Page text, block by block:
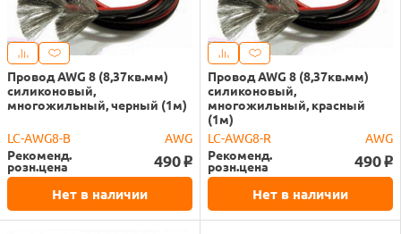
Провод AWG 8 (8,37кв.мм)
силиконовый,
многожильный, черный (1м)
LC-AWG8-B
AWG
Рекоменд.
розн.цена 490 o
Нет в наличии
Провод AWG 8 (8,37кв.мм)
силиконовый,
многожильный, красный
(1м)
LC-AWG8-R
AWG
Рекоменд.
розн.цена 490 o
Нет в наличии